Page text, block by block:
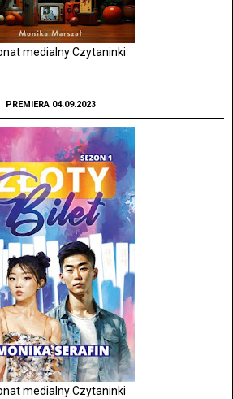
medialny Czytaninki
PREMIERA 04.09.2023
medialny Czytaninki